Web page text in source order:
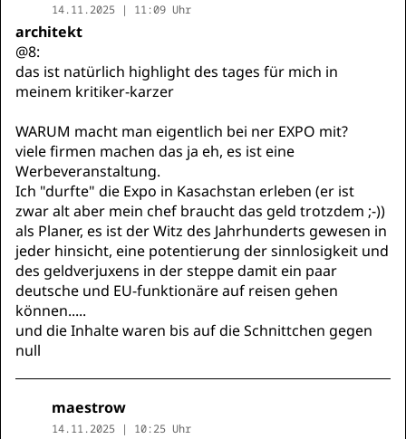
14.11.2025 | 11:09 Uhr
architekt
@8:
das ist natürlich highlight des tages für mich in
meinem kritiker-karzer
WARUM macht man eigentlich bei ner EXPO mit?
viele firmen machen das ja eh, es ist eine
Werbeveranstaltung.
Ich "durfte" die Expo in Kasachstan erleben (er ist
zwar alt aber mein chef braucht das geld trotzdem ;-))
als Planer, es ist der Witz des Jahrhunderts gewesen in
jeder hinsicht, eine potentierung der sinnlosigkeit und
des geldverjuxens in der steppe damit ein paar
deutsche und EU-funktionäre auf reisen gehen
können.....
und die Inhalte waren bis auf die Schnittchen gegen
null
maestrow
14.11.2025 | 10:25 Uhr